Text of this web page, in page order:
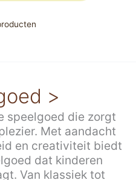
>
speelgoed die zorgt
Met aandacht
en creativiteit biedt
dat kinderen
Van klassiek tot